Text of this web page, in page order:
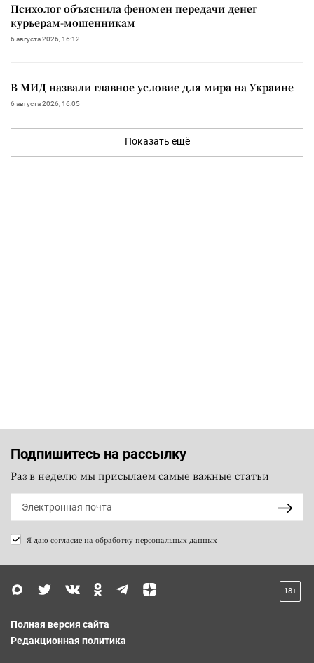
Психолог объяснила феномен передачи денег
курьерам-мошенникам
6 августа 2026, 16:12
В МИД назвали главное условие для мира на Украине
6 августа 2026, 16:05
Показать ещё
Подпишитесь на рассылку
Раз в неделю мы присылаем самые важные статьи
Я даю согласие на обработку персональных данных
18+
Полная версия сайта
Редакционная политика